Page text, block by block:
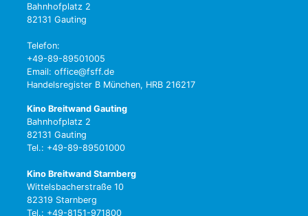
Bahnhofplatz 2
82131 Gauting
Telefon:
+49-89-89501005
Email: office@fsff.de
Handelsregister B München, HRB 216217
Kino Breitwand Gauting
Bahnhofplatz 2
82131 Gauting
Tel.: +49-89-89501000
Kino Breitwand Starnberg
Wittelsbacherstraße 10
82319 Starnberg
Tel.: +49-8151-971800